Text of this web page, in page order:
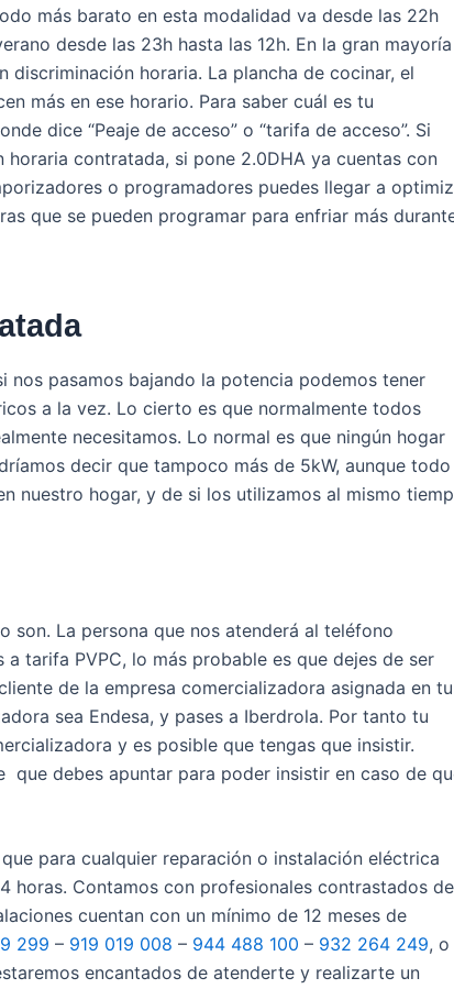
más barato en esta modalidad va desde las 22h
desde las 23h hasta las 12h. En la gran mayoría
horaria. La plancha de cocinar, el
más en ese horario. Para saber cuál es tu
dice “Peaje de acceso” o “tarifa de acceso”. Si
contratada, si pone 2.0DHA ya cuentas con
o programadores puedes llegar a
que se pueden programar para enfriar más
nos pasamos bajando la potencia podemos tener
a la vez. Lo cierto es que normalmente todos
necesitamos. Lo normal es que ningún hogar
decir que tampoco más de 5kW, aunque todo
nuestro hogar, y de si los utilizamos al mismo
son. La persona que nos atenderá al teléfono
tarifa PVPC, lo más probable es que dejes de ser
de la empresa comercializadora asignada en tu
sea Endesa, y pases a Iberdrola. Por tanto tu
y es posible que tengas que insistir.
que debes apuntar para poder insistir en caso de
para cualquier reparación o instalación eléctrica
horas. Contamos con profesionales contrastados de
cuentan con un mínimo de 12 meses de
299 – 919 019 008 – 944 488 100 – 932 264 249, o
encantados de atenderte y realizarte un